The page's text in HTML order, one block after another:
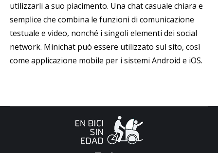
utilizzarli a suo piacimento. Una chat casuale chiara e
semplice che combina le funzioni di comunicazione
testuale e video, nonché i singoli elementi dei social
network. Minichat può essere utilizzato sul sito, così
come applicazione mobile per i sistemi Android e iOS.